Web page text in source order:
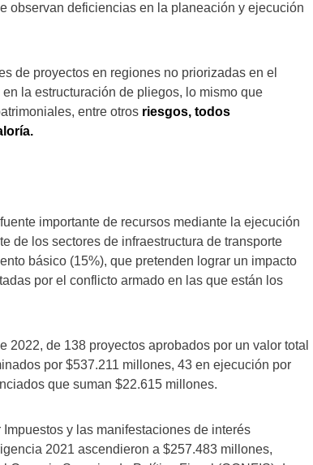
observan deficiencias en la planeación y ejecución
de proyectos en regiones no priorizadas en el
la estructuración de pliegos, lo mismo que
entre otros riesgos, todos
importante de recursos mediante la ejecución
de los sectores de infraestructura de transporte
básico (15%), que pretenden lograr un impacto
por el conflicto armado en las que están los
2022, de 138 proyectos aprobados por un valor total
por $537.211 millones, 43 en ejecución por
que suman $22.615 millones.
y las manifestaciones de interés
2021 ascendieron a $257.483 millones,